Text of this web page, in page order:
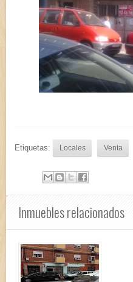
Etiquetas: Locales Venta
Inmuebles relacionados